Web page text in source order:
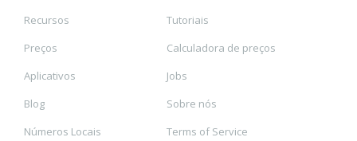
Recursos
Preços
Aplicativos
Blog
Números Locais
Tutoriais
Calculadora de preços
Jobs
Sobre nós
Terms of Service